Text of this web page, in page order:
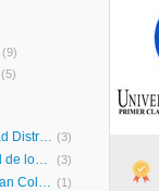
(9)
(5)
UDISTRITAL - Universidad Distrital Francisco José de Caldas (3)
UNIANDES - Universidad de los Andes (3)
UGC - Universidad La Gran Colombia (1)